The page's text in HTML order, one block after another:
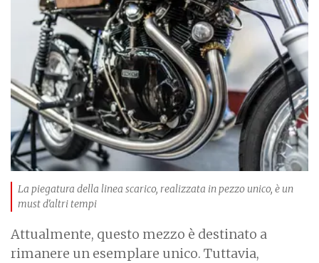
La piegatura della linea scarico, realizzata in pezzo unico, è un
must d'altri tempi
Attualmente, questo mezzo è destinato a
rimanere un esemplare unico. Tuttavia,